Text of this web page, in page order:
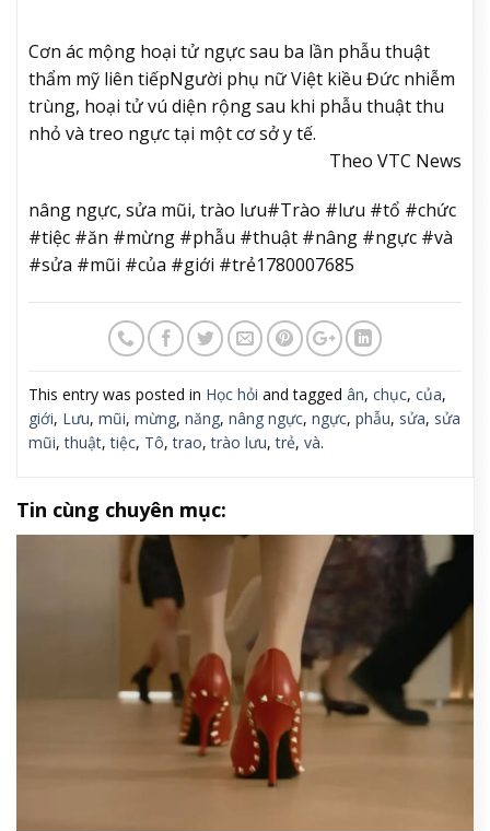
Cơn ác mộng hoại tử ngực sau ba lần phẫu thuật
thẩm mỹ liên tiếpNgười phụ nữ Việt kiều Đức nhiễm
trùng, hoại tử vú diện rộng sau khi phẫu thuật thu
nhỏ và treo ngực tại một cơ sở y tế.
Theo VTC News
nâng ngực, sửa mũi, trào lưu#Trào #lưu #tổ #chức
#tiệc #ăn #mừng #phẫu #thuật #nâng #ngực #và
#sửa #mũi #của #giới #trẻ1780007685
This entry was posted in Học hỏi and tagged ân, chục, của,
giới, Lưu, mũi, mừng, năng, nâng ngực, ngực, phẫu, sửa, sửa
mũi,thuật,tiệc, Tô,trao,trào lưu,trẻ, và.
Tin cùng chuyên mục: